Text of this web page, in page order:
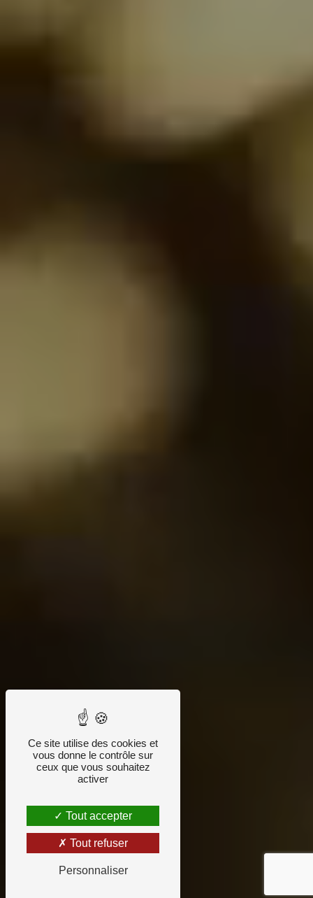
Ce site utilise des cookies et
vous donne le contrôle sur
ceux que vous souhaitez
activer
Tout accepter
Tout refuser
Personnaliser